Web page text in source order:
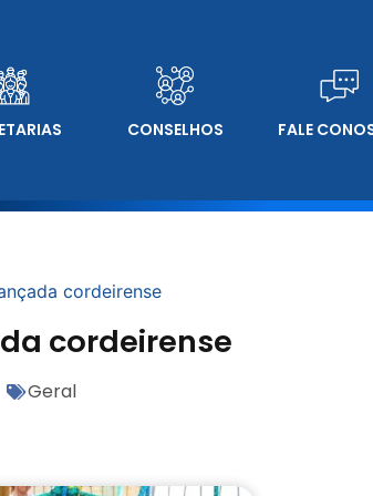
CONSELHOS FALE
cordeirense
cordeirense
Geral